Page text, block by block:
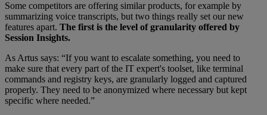
Some competitors are offering similar products, for example by
summarizing voice transcripts, but two things really set our new
features apart. The first is the level of granularity offered by
Session Insights.
As Artus says: “If you want to escalate something, you need to
make sure that every part of the IT expert's toolset, like terminal
commands and registry keys, are granularly logged and captured
properly. They need to be anonymized where necessary but kept
specific where needed.”